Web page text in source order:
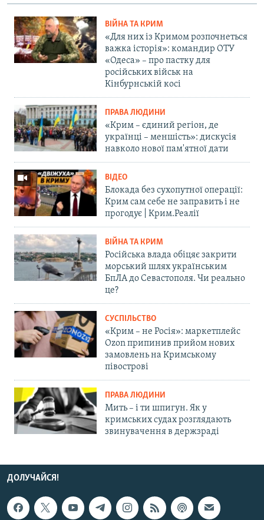
ВІЙНА ТА КРИМ
«Для них із Кримом розпочнеться
важка історія»: командир ОТУ
«Одеса» – про пастку для
російських військ на
Кінбурнській косі
ПРАВА ЛЮДИНИ
«Крим – єдиний регіон, де
українці – меншість»: дискусія
навколо нової пам'ятної дати
ВІДЕО
Блокада без сухопутної операції:
Крим сам себе не заправить і не
прогодує | Крим.Реалії
ВІЙНА ТА КРИМ
Російська влада обіцяє закрити
морський шлях українським
БпЛА до Севастополя. Чи реально
це?
СУСПІЛЬСТВО
«Крим – не Росія»: маркетплейс
Ozon припинив прийом нових
замовлень на Кримському
півострові
ПРАВА ЛЮДИНИ
Мить – і ти шпигун. Як у
кримських судах розглядають
звинувачення в держзраді
ДОЛУЧАЙСЯ!